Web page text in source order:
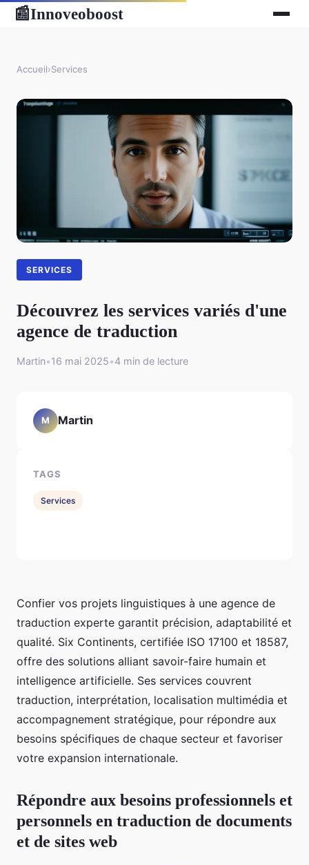
📰Innoveoboost
Accueil›Services
SERVICES
Découvrez les services variés d'une
agence de traduction
Martin•16 mai 2025•4 min de lecture
Confier vos projets linguistiques à une agence de
traduction experte garantit précision, adaptabilité et
qualité. Six Continents, certifiée ISO 17100 et 18587,
offre des solutions alliant savoir-faire humain et
intelligence artificielle. Ses services couvrent
traduction, interprétation, localisation multimédia et
accompagnement stratégique, pour répondre aux
besoins spécifiques de chaque secteur et favoriser
votre expansion internationale.
Répondre aux besoins professionnels et
personnels en traduction de documents
et de sites web
M Martin
TAGS
Services